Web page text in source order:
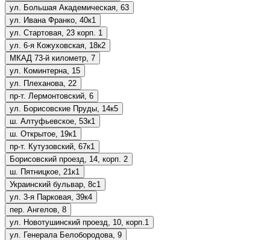
ул. Большая Академическая, 63
ул. Ивана Франко, 40к1
ул. Стартовая, 23 корп. 1
ул. 6-я Кожуховская, 18к2
МКАД 73-й километр, 7
ул. Коминтерна, 15
ул. Плеханова, 22
пр-т. Лермонтовский, 6
ул. Борисовские Пруды, 14к5
ш. Алтуфьевское, 53к1
ш. Открытое, 19к1
пр-т. Кутузовский, 67к1
Борисовский проезд, 14, корп. 2
ш. Пятницкое, 21к1
Украинский бульвар, 8с1
ул. 3-я Парковая, 39к4
пер. Ангелов, 8
ул. Новотушинский проезд, 10, корп.1
ул. Генерала Белобородова, 9